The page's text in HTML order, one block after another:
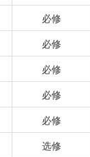
必修
必修
必修
必修
必修
选修